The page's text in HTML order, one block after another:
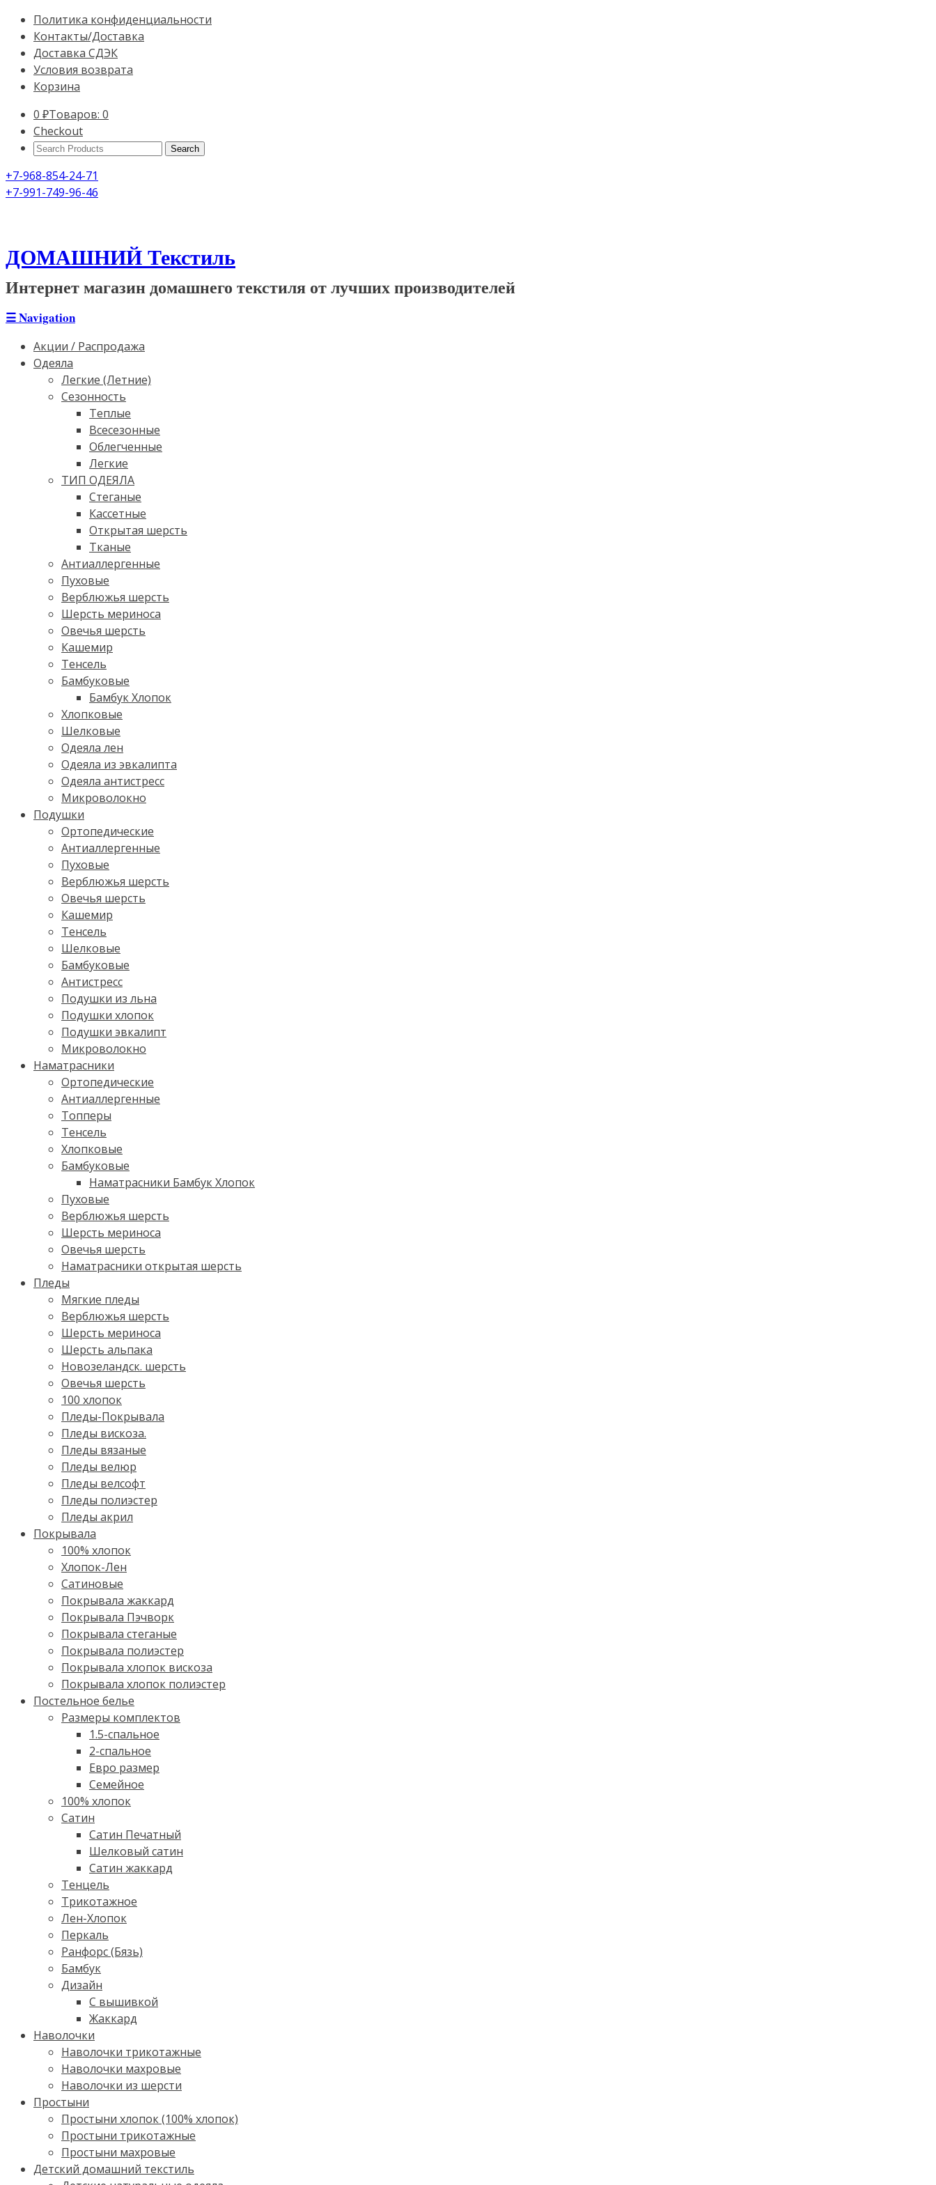
Политика конфиденциальности
Контакты/Доставка
Доставка СДЭК
Условия возврата
Корзина
0 ₽Товаров: 0
Checkout
Search
+7-968-854-24-71
+7-991-749-96-46
ДОМАШНИЙ Текстиль
Интернет магазин домашнего текстиля от лучших производителей
☰Navigation
Акции / Распродажа
Одеяла
Легкие (Летние)
Сезонность
Теплые
Всесезонные
Облегченные
Легкие
ТИП ОДЕЯЛА
Стеганые
Кассетные
Открытая шерсть
Тканые
Антиаллергенные
Пуховые
Верблюжья шерсть
Шерсть мериноса
Овечья шерсть
Кашемир
Тенсель
Бамбуковые
Бамбук Хлопок
Хлопковые
Шелковые
Одеяла лен
Одеяла из эвкалипта
Одеяла антистресс
Микроволокно
Подушки
Ортопедические
Антиаллергенные
Пуховые
Верблюжья шерсть
Овечья шерсть
Кашемир
Тенсель
Шелковые
Бамбуковые
Антистресс
Подушки из льна
Подушки хлопок
Подушки эвкалипт
Микроволокно
Наматрасники
Ортопедические
Антиаллергенные
Топперы
Тенсель
Хлопковые
Бамбуковые
Наматрасники Бамбук Хлопок
Пуховые
Верблюжья шерсть
Шерсть мериноса
Овечья шерсть
Наматрасники открытая шерсть
Пледы
Мягкие пледы
Верблюжья шерсть
Шерсть мериноса
Шерсть альпака
Новозеландск. шерсть
Овечья шерсть
100 хлопок
Пледы-Покрывала
Пледы вискоза.
Пледы вязаные
Пледы велюр
Пледы велсофт
Пледы полиэстер
Пледы акрил
Покрывала
100% хлопок
Хлопок-Лен
Сатиновые
Покрывала жаккард
Покрывала Пэчворк
Покрывала стеганые
Покрывала полиэстер
Покрывала хлопок вискоза
Покрывала хлопок полиэстер
Постельное белье
Размеры комплектов
1.5-спальное
2-спальное
Евро размер
Семейное
100% хлопок
Cатин
Сатин Печатный
Шелковый сатин
Сатин жаккард
Тенцель
Трикотажное
Лен-Хлопок
Перкаль
Ранфорс (Бязь)
Бамбук
Дизайн
С вышивкой
Жаккард
Наволочки
Наволочки трикотажные
Наволочки махровые
Наволочки из шерсти
Простыни
Простыни хлопок (100% хлопок)
Простыни трикотажные
Простыни махровые
Детский домашний текстиль